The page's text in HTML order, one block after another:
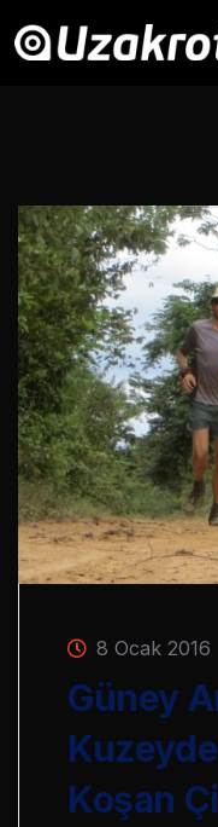
8 Ocak 2016
Güney
Koşan